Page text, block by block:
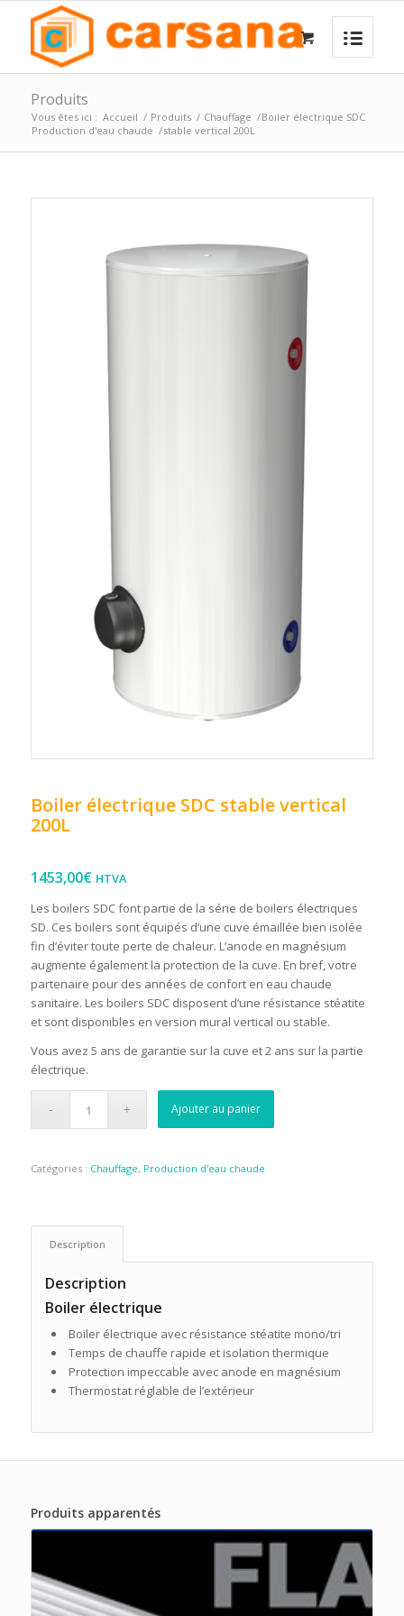
Produits
Vous êtes ici : Accueil / Produits / Chauffage /
Production d'eau chaude /
Boiler électrique SDC
stable vertical 200L
Boiler électrique SDC stable vertical
200L
1453,00€ HTVA
Les boilers SDC font partie de la série de boilers électriques
SD. Ces boilers sont équipés d’une cuve émaillée bien isolée
fin d’éviter toute perte de chaleur. L’anode en magnésium
augmente également la protection de la cuve. En bref, votre
partenaire pour des années de confort en eau chaude
sanitaire. Les boilers SDC disposent d’une résistance stéatite
et sont disponibles en version mural vertical ou stable.
Vous avez 5 ans de garantie sur la cuve et 2 ans sur la partie
électrique.
Ajouter au panier
Catégories : Chauffage, Production d'eau chaude
Description
Description
Boiler électrique
Boiler électrique avec résistance stéatite mono/tri
Temps de chauffe rapide et isolation thermique
Protection impeccable avec anode en magnésium
Thermostat réglable de l’extérieur
Produits apparentés